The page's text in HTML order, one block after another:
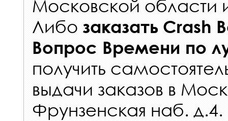
Московской области
Либо заказать Crash
Вопрос Времени по
получить
выдачи заказов в
Фрунзенская наб. д.4.